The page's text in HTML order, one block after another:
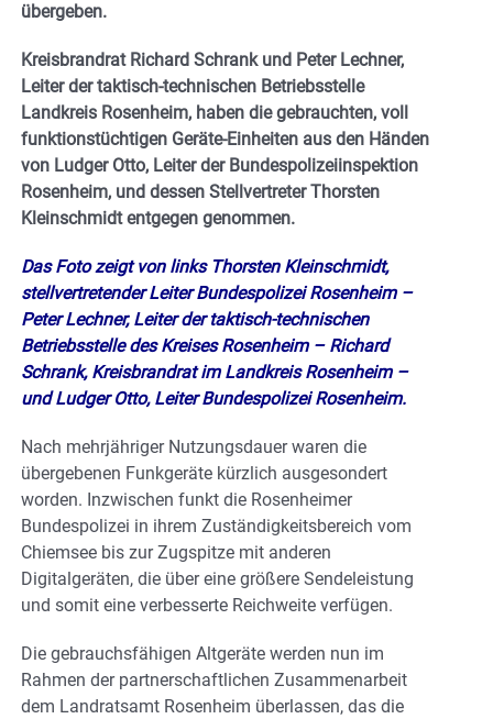
übergeben.
Kreisbrandrat Richard Schrank und Peter Lechner,
Leiter der taktisch-technischen Betriebsstelle
Landkreis Rosenheim, haben die gebrauchten, voll
funktionstüchtigen Geräte-Einheiten aus den Händen
von Ludger Otto, Leiter der Bundespolizeiinspektion
Rosenheim, und dessen Stellvertreter Thorsten
Kleinschmidt entgegen genommen.
Das Foto zeigt von links Thorsten Kleinschmidt,
stellvertretender Leiter Bundespolizei Rosenheim –
Peter Lechner, Leiter der taktisch-technischen
Betriebsstelle des Kreises Rosenheim – Richard
Schrank, Kreisbrandrat im Landkreis Rosenheim –
und Ludger Otto, Leiter Bundespolizei Rosenheim.
Nach mehrjähriger Nutzungsdauer waren die
übergebenen Funkgeräte kürzlich ausgesondert
worden. Inzwischen funkt die Rosenheimer
Bundespolizei in ihrem Zuständigkeitsbereich vom
Chiemsee bis zur Zugspitze mit anderen
Digitalgeräten, die über eine größere Sendeleistung
und somit eine verbesserte Reichweite verfügen.
Die gebrauchsfähigen Altgeräte werden nun im
Rahmen der partnerschaftlichen Zusammenarbeit
dem Landratsamt Rosenheim überlassen, das die